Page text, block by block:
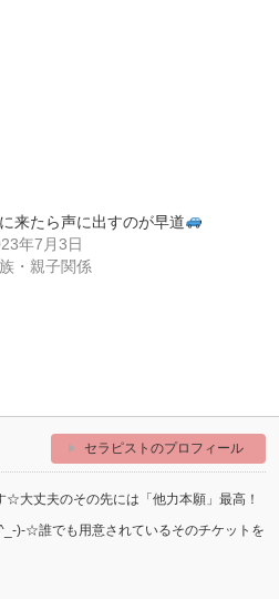
来たら声に出すのが早道
年7月3日
・親子関係
セラピストのプロフィール
大丈夫のその先には「他力本願」最高！
)-☆誰でも用意されているそのチケットを